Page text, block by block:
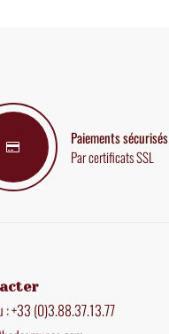
Paiements sécurisés
Par certificats SSL
: +33 (0)3.88.37.13.77